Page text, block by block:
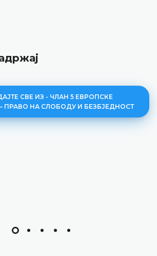
СВЕ ИЗ - ЧЛАН 5 ЕВРОПСКЕ
ПРАВО НА СЛОБОДУ И БЕЗБЈЕДНОСТ